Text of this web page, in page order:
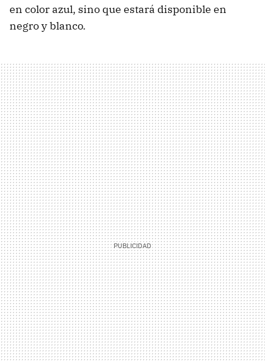
en color azul, sino que estará disponible en
negro y blanco.